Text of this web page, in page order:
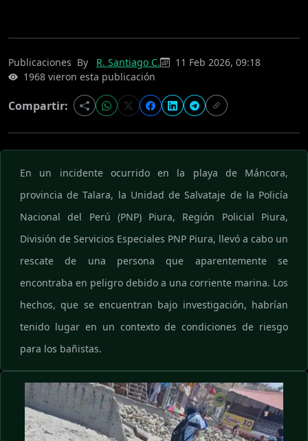
Publicaciones By R. Santiago C.
11 Feb 2026, 09:18
1968 vieron esta publicación
Compartir:
En un incidente ocurrido en la playa de Máncora,
provincia de Talara, la Unidad de Salvataje de la Policía
Nacional del Perú (PNP) Piura, Región Policial Piura,
División de Servicios Especiales PNP Piura, llevó a cabo un
rescate de una persona que aparentemente se
encontraba en peligro debido a una corriente marina. Los
hechos, que se encuentran bajo investigación, habrían
tenido lugar en un contexto de condiciones de riesgo
para los bañistas.